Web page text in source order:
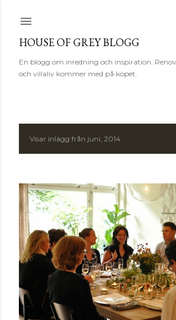
HOUSE OF GREY BLOGG
En blogg om inredning och inspiration.
och villaliv kommer med på köpet.
I
l
ä
g
g
Visar inlägg från juni, 2014